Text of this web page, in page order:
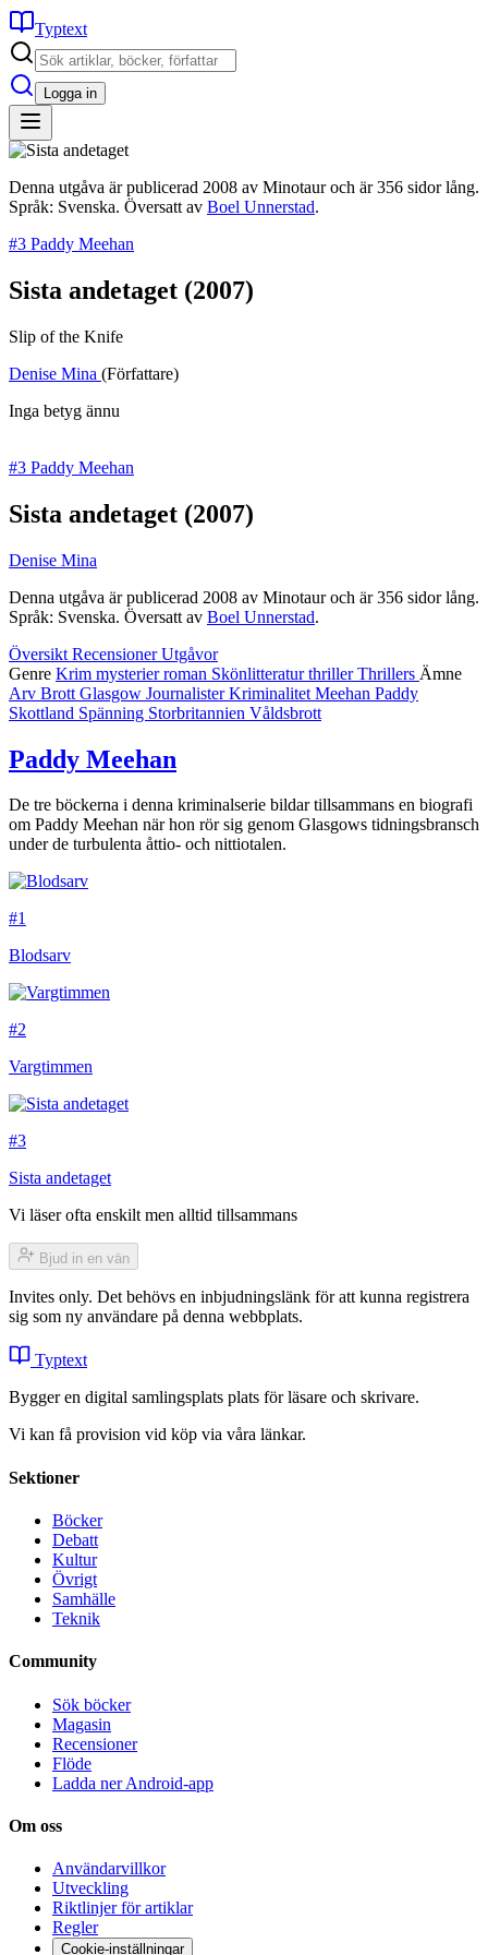
Typtext
Logga in
Denna utgåva är publicerad 2008 av Minotaur och är 356 sidor lång.
Språk: Svenska. Översatt av Boel Unnerstad.
#3 Paddy Meehan
Sista andetaget (2007)
Slip of the Knife
Denise Mina (Författare)
Inga betyg ännu
#3 Paddy Meehan
Sista andetaget (2007)
Denise Mina
Denna utgåva är publicerad 2008 av Minotaur och är 356 sidor lång.
Språk: Svenska. Översatt av Boel Unnerstad.
Översikt RecensionerUtgåvor
Genre Krim mysterierroman SkönlitteraturthrillerThrillers Ämne
Arv Brott Glasgow JournalisterKriminalitet Meehan Paddy
Skottland Spänning Storbritannien Våldsbrott
Paddy Meehan
De tre böckerna i denna kriminalserie bildar tillsammans en biografi
om Paddy Meehan när hon rör sig genom Glasgows tidningsbransch
under de turbulenta åttio- och nittiotalen.
#1
Blodsarv
#2
Vargtimmen
#3
Sista andetaget
Vi läser ofta enskilt men alltid tillsammans
Bjud in en vän
Invites only. Det behövs en inbjudningslänk för att kunna registrera
sig som ny användare på denna webbplats.
Typtext
Bygger en digital samlingsplats plats för läsare och skrivare.
Vi kan få provision vid köp via våra länkar.
Sektioner
Böcker
Debatt
Kultur
Övrigt
Samhälle
Teknik
Community
Sök böcker
Magasin
Recensioner
Flöde
Ladda ner Android-app
Om oss
Användarvillkor
Utveckling
Riktlinjer för artiklar
Regler
Cookie-inställningar